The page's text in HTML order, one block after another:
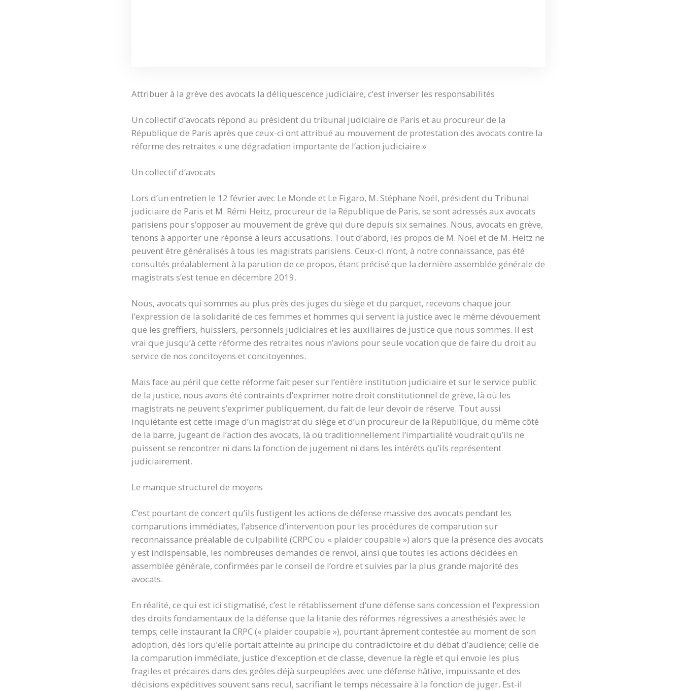
Attribuer à la grève des avocats la déliquescence judiciaire, c’est inverser les responsabilités
Un collectif d’avocats répond au président du tribunal judiciaire de Paris et au procureur de la
République de Paris après que ceux-ci ont attribué au mouvement de protestation des avocats contre la
réforme des retraites « une dégradation importante de l’action judiciaire »
Un collectif d’avocats
Lors d’un entretien le 12 février avec Le Monde et Le Figaro, M. Stéphane Noël, président du Tribunal
judiciaire de Paris et M. Rémi Heitz, procureur de la République de Paris, se sont adressés aux avocats
parisiens pour s’opposer au mouvement de grève qui dure depuis six semaines. Nous, avocats en grève,
tenons à apporter une réponse à leurs accusations. Tout d’abord, les propos de M. Noël et de M. Heitz ne
peuvent être généralisés à tous les magistrats parisiens. Ceux-ci n’ont, à notre connaissance, pas été
consultés préalablement à la parution de ce propos, étant précisé que la dernière assemblée générale de
magistrats s’est tenue en décembre 2019.
Nous, avocats qui sommes au plus près des juges du siège et du parquet, recevons chaque jour
l’expression de la solidarité de ces femmes et hommes qui servent la justice avec le même dévouement
que les greffiers, huissiers, personnels judiciaires et les auxiliaires de justice que nous sommes. Il est
vrai que jusqu’à cette réforme des retraites nous n’avions pour seule vocation que de faire du droit au
service de nos concitoyens et concitoyennes.
Mais face au péril que cette réforme fait peser sur l’entière institution judiciaire et sur le service public
de la justice, nous avons été contraints d’exprimer notre droit constitutionnel de grève, là où les
magistrats ne peuvent s’exprimer publiquement, du fait de leur devoir de réserve. Tout aussi
inquiétante est cette image d’un magistrat du siège et d’un procureur de la République, du même côté
de la barre, jugeant de l’action des avocats, là où traditionnellement l’impartialité voudrait qu’ils ne
puissent se rencontrer ni dans la fonction de jugement ni dans les intérêts qu’ils représentent
judiciairement.
Le manque structurel de moyens
C’est pourtant de concert qu’ils fustigent les actions de défense massive des avocats pendant les
comparutions immédiates, l’absence d’intervention pour les procédures de comparution sur
reconnaissance préalable de culpabilité (CRPC ou « plaider coupable ») alors que la présence des avocats
y est indispensable, les nombreuses demandes de renvoi, ainsi que toutes les actions décidées en
assemblée générale, confirmées par le conseil de l’ordre et suivies par la plus grande majorité des
avocats.
En réalité, ce qui est ici stigmatisé, c’est le rétablissement d’une défense sans concession et l’expression
des droits fondamentaux de la défense que la litanie des réformes régressives a anesthésiés avec le
temps; celle instaurant la CRPC (« plaider coupable »), pourtant âprement contestée au moment de son
adoption, dès lors qu’elle portait atteinte au principe du contradictoire et du débat d’audience; celle de
la comparution immédiate, justice d’exception et de classe, devenue la règle et qui envoie les plus
fragiles et précaires dans des geôles déjà surpeuplées avec une défense hâtive, impuissante et des
décisions expéditives souvent sans recul, sacrifiant le temps nécessaire à la fonction de juger. Est-il